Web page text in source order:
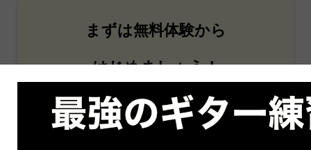
まずは無料体験から
はじめましょう！
〜今なら〜